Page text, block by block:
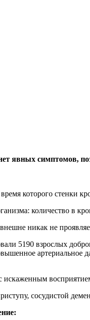
явных симптомов,
которого стенки
количество в
никак не
5190 взрослых
артериальное
искаженным
сосудистой